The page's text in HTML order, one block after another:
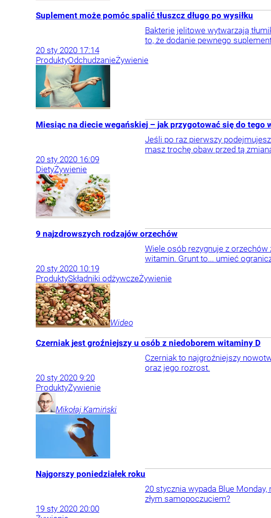
Suplement może pomóc spalić tłuszcz długo po wysiłku
Bakterie jelitowe wytwarzają
to, że dodanie pewnego
20 sty 2020 17:14
ProduktyOdchudzanieŻywienie
Miesiąc na diecie wegańskiej – jak przygotować się do tego
Jeśli po raz pierwszy
masz trochę obaw przed tą
20 sty 2020 16:09
DietyŻywienie
9 najzdrowszych rodzajów orzechów
Wiele osób rezygnuje z orzechów
witamin. Grunt to... umieć
20 sty 2020 10:19
ProduktySkładniki odżywczeŻywienie
Wideo
Czerniak jest groźniejszy u osób z niedoborem witaminy D
Czerniak to najgroźniejszy
oraz jego rozrost.
20 sty 2020 9:20
ProduktyŻywienie
Mikołaj Kamiński
Najgorszy poniedziałek roku
20 stycznia wypada Blue
złym samopoczuciem?
19 sty 2020 20:00